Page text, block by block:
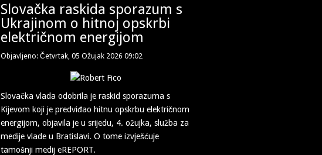
Slovačka raskida sporazum s
Ukrajinom o hitnoj opskrbi
električnom energijom
Objavljeno: Četvrtak, 05 Ožujak 2026 09:02
Slovačka vlada odobrila je raskid sporazuma s
Kijevom koji je predviđao hitnu opskrbu električnom
energijom, objavila je u srijedu, 4. ožujka, služba za
medije vlade u Bratislavi. O tome izvješćuje
tamošnji medij eREPORT.